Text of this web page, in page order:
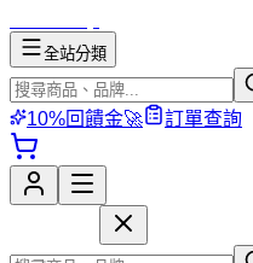
全站分類
10%回饋金🚀 訂單查詢